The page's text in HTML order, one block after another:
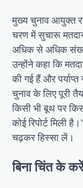
मुख्य चुनाव आयुक्त
चरण में सुचारू
अधिक से अधिक
उन्होंने कहा कि
की गई हैं और
चुनाव के लिए पूरी
किसी भी बूथ पर
कोई रिपोर्ट मिली
चढ़कर हिस्सा लें।
बिना चिंत के